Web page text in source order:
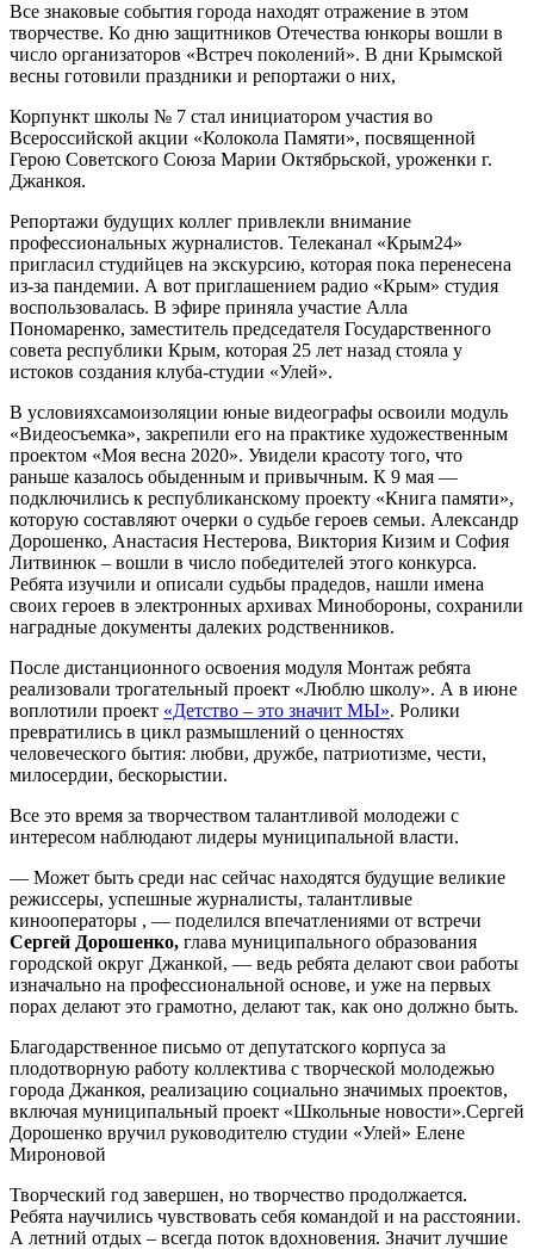
Все знаковые события города находят отражение в этом
творчестве. Ко дню защитников Отечества юнкоры вошли в
число организаторов «Встреч поколений». В дни Крымской
весны готовили праздники и репортажи о них,
Корпункт школы № 7 стал инициатором участия во
Всероссийской акции «Колокола Памяти», посвященной
Герою Советского Союза Марии Октябрьской, уроженки г.
Джанкоя.
Репортажи будущих коллег привлекли внимание
профессиональных журналистов. Телеканал «Крым24»
пригласил студийцев на экскурсию, которая пока перенесена
из-за пандемии. А вот приглашением радио «Крым» студия
воспользовалась. В эфире приняла участие Алла
Пономаренко, заместитель председателя Государственного
совета республики Крым, которая 25 лет назад стояла у
истоков создания клуба-студии «Улей».
В условияхсамоизоляции юные видеографы освоили модуль
«Видеосъемка», закрепили его на практике художественным
проектом «Моя весна 2020». Увидели красоту того, что
раньше казалось обыденным и привычным. К 9 мая —
подключились к республиканскому проекту «Книга памяти»,
которую составляют очерки о судьбе героев семьи. Александр
Дорошенко, Анастасия Нестерова, Виктория Кизим и София
Литвинюк – вошли в число победителей этого конкурса.
Ребята изучили и описали судьбы прадедов, нашли имена
своих героев в электронных архивах Минобороны, сохранили
наградные документы далеких родственников.
После дистанционного освоения модуля Монтаж ребята
реализовали трогательный проект «Люблю школу». А в июне
воплотили проект «Детство – это значит МЫ». Ролики
превратились в цикл размышлений о ценностях
человеческого бытия: любви, дружбе, патриотизме, чести,
милосердии, бескорыстии.
Все это время за творчеством талантливой молодежи с
интересом наблюдают лидеры муниципальной власти.
— Может быть среди нас сейчас находятся будущие великие
режиссеры, успешные журналисты, талантливые
кинооператоры , — поделился впечатлениями от встречи
Сергей Дорошенко, глава муниципального образования
городской округ Джанкой, — ведь ребята делают свои работы
изначально на профессиональной основе, и уже на первых
порах делают это грамотно, делают так, как оно должно быть.
Благодарственное письмо от депутатского корпуса за
плодотворную работу коллектива с творческой молодежью
города Джанкоя, реализацию социально значимых проектов,
включая муниципальный проект «Школьные новости».Сергей
Дорошенко вручил руководителю студии «Улей» Елене
Мироновой
Творческий год завершен, но творчество продолжается.
Ребята научились чувствовать себя командой и на расстоянии.
А летний отдых – всегда поток вдохновения. Значит лучшие